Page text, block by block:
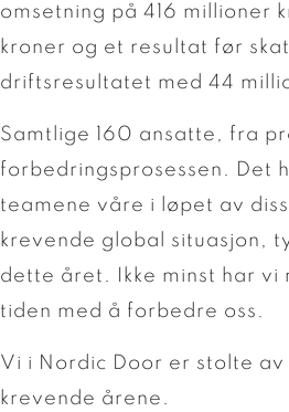
omsetning på 416 millioner
kroner og et resultat før
driftsresultatet med 44
Samtlige 160 ansatte, fra
forbedringsprosessen. Det
teamene våre i løpet av
krevende global situasjon,
dette året. Ikke minst har
tiden med å forbedre oss.
Vi i Nordic Door er stolte
krevende årene.